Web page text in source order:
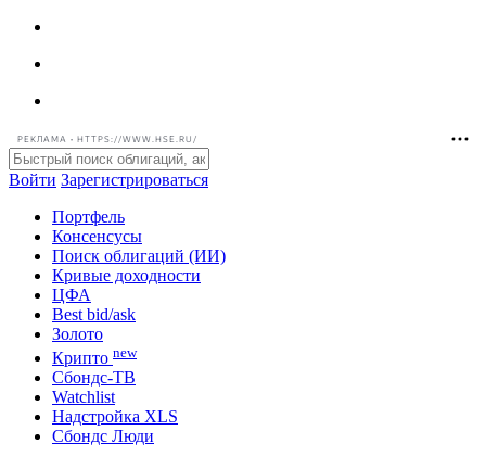
РЕКЛАМА • HTTPS://WWW.HSE.RU/
Войти Зарегистрироваться
Портфель
Консенсусы
Поиск облигаций (ИИ)
Кривые доходности
ЦФА
Best bid/ask
Золото
Крипто new